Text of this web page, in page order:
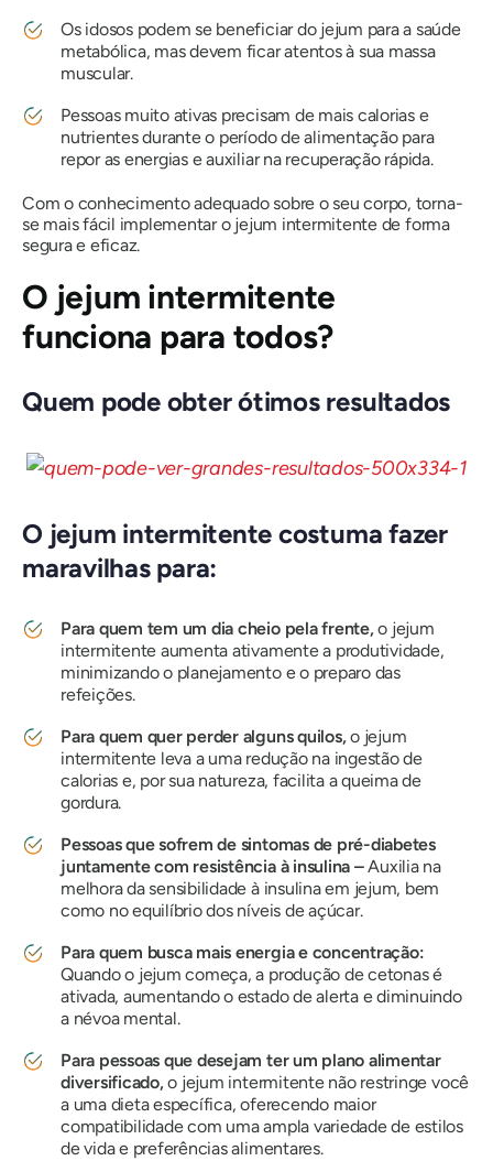
Os idosos podem se beneficiar do jejum para a saúde
metabólica, mas devem ficar atentos à sua massa
muscular.
Pessoas muito ativas precisam de mais calorias e
nutrientes durante o período de alimentação para
repor as energias e auxiliar na recuperação rápida.
Com o conhecimento adequado sobre o seu corpo, torna-
se mais fácil implementar o jejum intermitente de forma
segura e eficaz.
O jejum intermitente
funciona para todos?
Quem pode obter ótimos resultados
O jejum intermitente costuma fazer
maravilhas para:
Para quem tem um dia cheio pela frente,o jejum
intermitente aumenta ativamente a produtividade,
minimizando o planejamento e o preparo das
refeições.
Para quem quer perder alguns quilos,o jejum
intermitente leva a uma redução na ingestão de
calorias e, por sua natureza, facilita a queima de
gordura.
Pessoas que sofrem de sintomas de pré-diabetes
juntamente com resistência à insulina –Auxilia na
melhora da sensibilidade à insulina em jejum, bem
como no equilíbrio dos níveis de açúcar.
Para quem busca mais energia e concentração:
Quando o jejum começa, a produção de cetonas é
ativada, aumentando o estado de alerta e diminuindo
a névoa mental.
Para pessoas que desejam ter um plano alimentar
diversificado,o jejum intermitente não restringe você
a uma dieta específica, oferecendo maior
compatibilidade com uma ampla variedade de estilos
de vida e preferências alimentares.